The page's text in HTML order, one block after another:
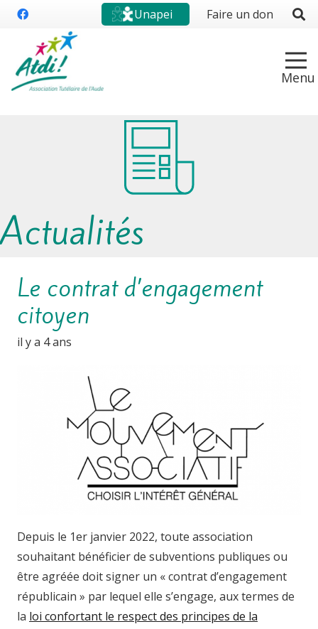
Unapei Faire un don
Actualités
Le contrat d’engagement
citoyen
il y a 4 ans
Depuis le 1er janvier 2022, toute association
souhaitant bénéficier de subventions publiques ou
être agréée doit signer un « contrat d’engagement
républicain » par lequel elle s’engage, aux termes de
la loi confortant le respect des principes de la